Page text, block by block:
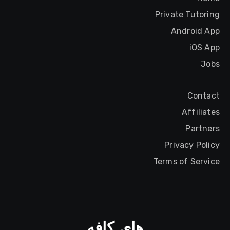
Private Tutoring
Android App
iOS App
Jobs
Contact
Affiliates
Partners
Privacy Policy
Terms of Service